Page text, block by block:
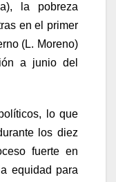
la pobreza
en el primer
(L. Moreno)
a junio del
lo que
los diez
fuerte en
equidad para